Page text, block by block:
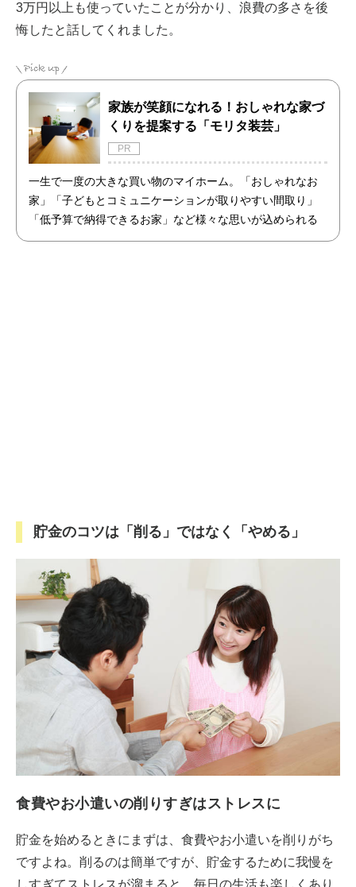
3万円以上も使っていたことが分かり、浪費の多さを後
悔したと話してくれました。
家族が笑顔になれる！おしゃれな家づ
くりを提案する「モリタ装芸」
PR
一生で一度の大きな買い物のマイホーム。「おしゃれなお
家」「子どもとコミュニケーションが取りやすい間取り」
「低予算で納得できるお家」など様々な思いが込められる
家づくり。そんな思いを形にし、注文住宅からリノベーシ
貯金のコツは「削る」ではなく「やめる」
食費やお小遣いの削りすぎはストレスに
貯金を始めるときにまずは、食費やお小遣いを削りがち
ですよね。削るのは簡単ですが、貯金するために我慢を
しすぎてストレスが溜まると、毎日の生活も楽しくあり